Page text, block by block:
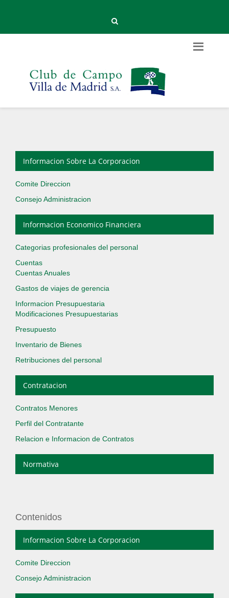
Informacion Sobre La Corporacion
Comite Direccion
Consejo Administracion
Informacion Economico Financiera
Categorias profesionales del personal
Cuentas
Cuentas Anuales
Gastos de viajes de gerencia
Informacion Presupuestaria
Modificaciones Presupuestarias
Presupuesto
Inventario de Bienes
Retribuciones del personal
Contratacion
Contratos Menores
Perfil del Contratante
Relacion e Informacion de Contratos
Normativa
Contenidos
Informacion Sobre La Corporacion
Comite Direccion
Consejo Administracion